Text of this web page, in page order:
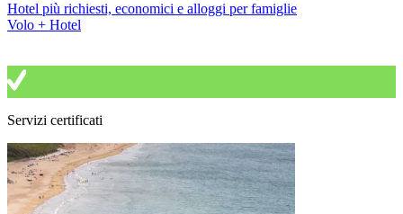
Hotel più richiesti, economici e alloggi per famiglie
Volo + Hotel
Servizi certificati